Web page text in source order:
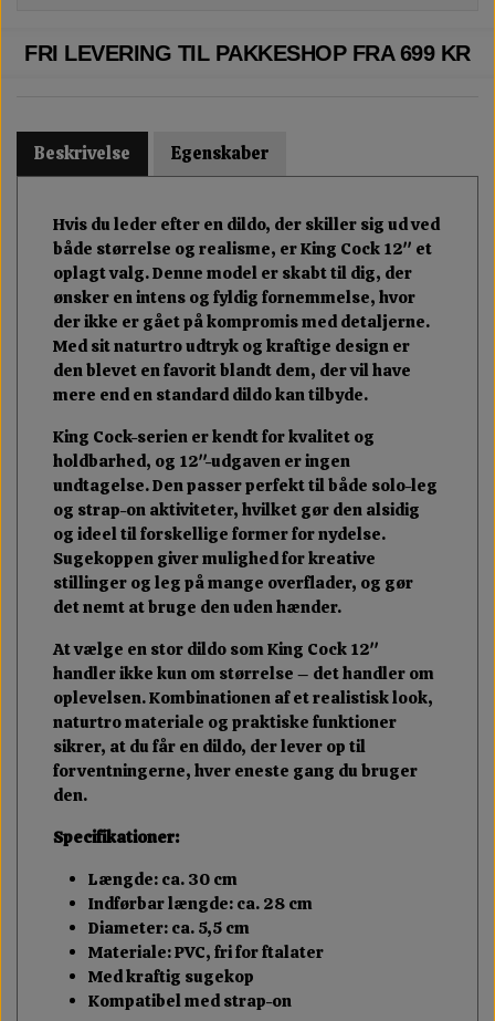
FRI LEVERING TIL PAKKESHOP FRA 699 KR
Beskrivelse Egenskaber
Hvis du leder efter en dildo, der skiller sig ud ved
både størrelse og realisme, er King Cock 12" et
oplagt valg. Denne model er skabt til dig, der
ønsker en intens og fyldig fornemmelse, hvor
der ikke er gået på kompromis med detaljerne.
Med sit naturtro udtryk og kraftige design er
den blevet en favorit blandt dem, der vil have
mere end en standard dildo kan tilbyde.
King Cock-serien er kendt for kvalitet og
holdbarhed, og 12"-udgaven er ingen
undtagelse. Den passer perfekt til både solo-leg
og strap-on aktiviteter, hvilket gør den alsidig
og ideel til forskellige former for nydelse.
Sugekoppen giver mulighed for kreative
stillinger og leg på mange overflader, og gør
det nemt at bruge den uden hænder.
At vælge en stor dildo som King Cock 12"
handler ikke kun om størrelse – det handler om
oplevelsen. Kombinationen af et realistisk look,
naturtro materiale og praktiske funktioner
sikrer, at du får en dildo, der lever op til
forventningerne, hver eneste gang du bruger
den.
Specifikationer:
Længde: ca. 30 cm
Indførbar længde: ca. 28 cm
Diameter: ca. 5,5 cm
Materiale: PVC, fri for ftalater
Med kraftig sugekop
Kompatibel med strap-on